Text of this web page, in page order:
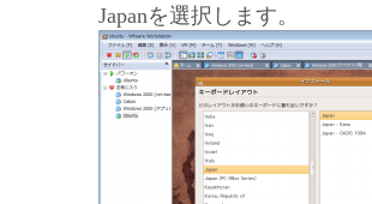
Japanを選択します。